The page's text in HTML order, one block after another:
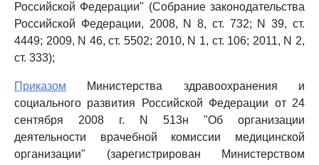
Российской Федерации" (Собрание законодательства
Российской Федерации, 2008, N 8, ст. 732; N 39, ст.
4449; 2009, N 46, ст. 5502; 2010, N 1, ст. 106; 2011, N 2,
ст. 333);
Приказом Министерства здравоохранения и
социального развития Российской Федерации от 24
сентября 2008 г. N 513н "Об организации
деятельности врачебной комиссии медицинской
организации" (зарегистрирован Министерством